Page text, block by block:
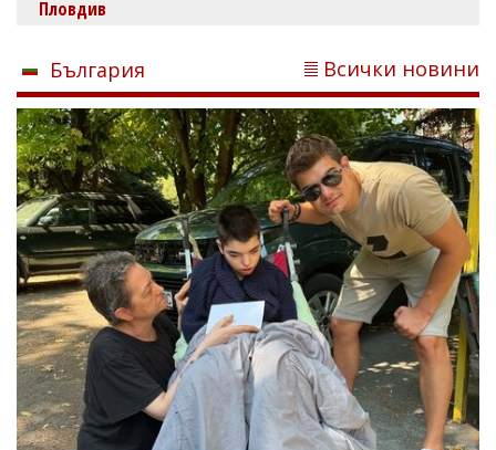
Пловдив
България Всички новини